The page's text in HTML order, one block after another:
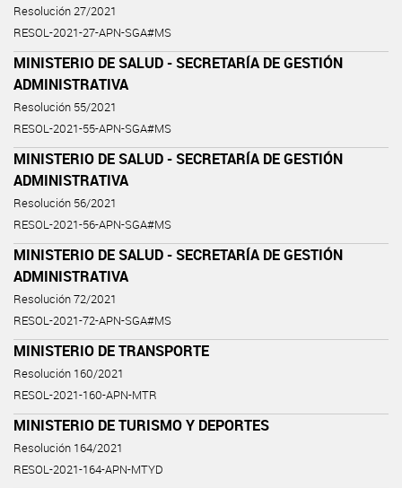
Resolución 27/2021
RESOL-2021-27-APN-SGA#MS
MINISTERIO DE SALUD - SECRETARÍA DE GESTIÓN
ADMINISTRATIVA
Resolución 55/2021
RESOL-2021-55-APN-SGA#MS
MINISTERIO DE SALUD - SECRETARÍA DE GESTIÓN
ADMINISTRATIVA
Resolución 56/2021
RESOL-2021-56-APN-SGA#MS
MINISTERIO DE SALUD - SECRETARÍA DE GESTIÓN
ADMINISTRATIVA
Resolución 72/2021
RESOL-2021-72-APN-SGA#MS
MINISTERIO DE TRANSPORTE
Resolución 160/2021
RESOL-2021-160-APN-MTR
MINISTERIO DE TURISMO Y DEPORTES
Resolución 164/2021
RESOL-2021-164-APN-MTYD